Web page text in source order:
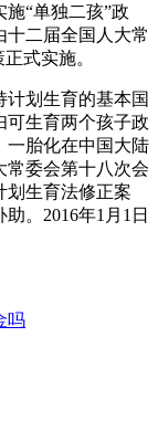
“单独二孩”政
十二届全国人大常
式实施。
划生育的基本国
可生育两个孩子政
一胎化在中国大陆
常委会第十八次会
划生育法修正案
。2016年1月1日
吗